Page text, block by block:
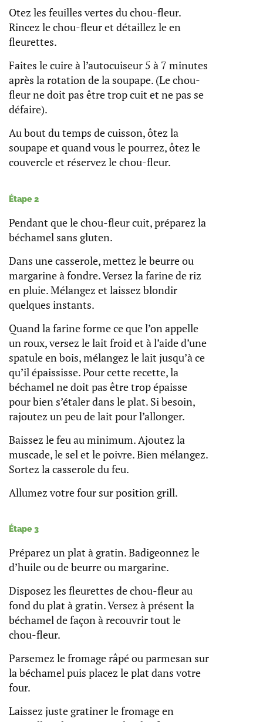
Otez les feuilles vertes du chou-fleur.
Rincez le chou-fleur et détaillez le en
fleurettes.
Faites le cuire à l’autocuiseur 5 à 7 minutes
après la rotation de la soupape. (Le chou-
fleur ne doit pas être trop cuit et ne pas se
défaire).
Au bout du temps de cuisson, ôtez la
soupape et quand vous le pourrez, ôtez le
couvercle et réservez le chou-fleur.
Étape 2
Pendant que le chou-fleur cuit, préparez la
béchamel sans gluten.
Dans une casserole, mettez le beurre ou
margarine à fondre. Versez la farine de riz
en pluie. Mélangez et laissez blondir
quelques instants.
Quand la farine forme ce que l’on appelle
un roux, versez le lait froid et à l’aide d’une
spatule en bois, mélangez le lait jusqu’à ce
qu’il épaississe. Pour cette recette, la
béchamel ne doit pas être trop épaisse
pour bien s’étaler dans le plat. Si besoin,
rajoutez un peu de lait pour l’allonger.
Baissez le feu au minimum. Ajoutez la
muscade, le sel et le poivre. Bien mélangez.
Sortez la casserole du feu.
Allumez votre four sur position grill.
Étape 3
Préparez un plat à gratin. Badigeonnez le
d’huile ou de beurre ou margarine.
Disposez les fleurettes de chou-fleur au
fond du plat à gratin. Versez à présent la
béchamel de façon à recouvrir tout le
chou-fleur.
Parsemez le fromage râpé ou parmesan sur
la béchamel puis placez le plat dans votre
four.
Laissez juste gratiner le fromage en